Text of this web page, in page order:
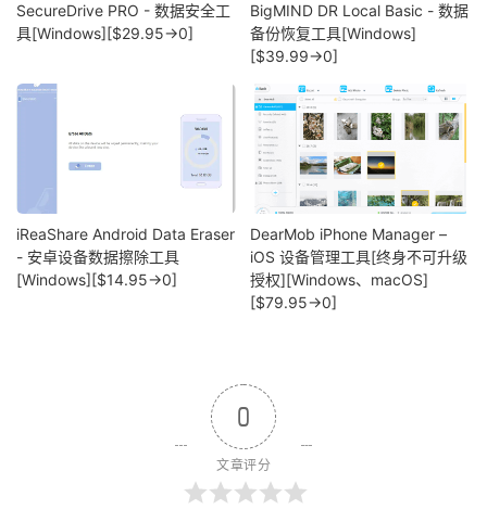
SecureDrive PRO - 数据安全工
具[Windows][$29.95→0]
BigMIND DR Local Basic - 数据
备份恢复工具[Windows]
[$39.99→0]
iReaShare Android Data Eraser
- 安卓设备数据擦除工具
[Windows][$14.95→0]
DearMob iPhone Manager –
iOS 设备管理工具[终身不可升级
授权][Windows、macOS]
[$79.95→0]
0
文章评分